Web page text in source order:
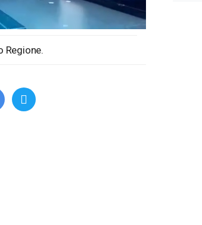
Regione.